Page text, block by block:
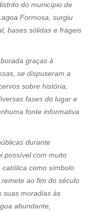
do município de
Formosa, surgiu
bases sólidas e frágeis
graças à
se dispuseram a
sobre história,
fases do lugar e
fonte informativa
durante
possível com muito
como símbolo
ao fim do século
suas moradias às
abundante,